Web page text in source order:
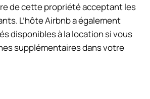
de cette propriété acceptant les
L’hôte Airbnb a également
disponibles à la location si vous
supplémentaires dans votre